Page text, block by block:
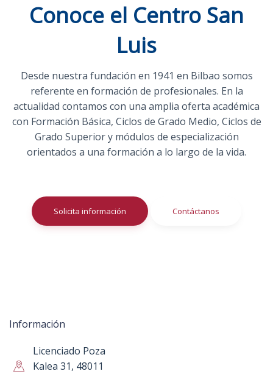
Conoce el Centro San
Luis
Desde nuestra fundación en 1941 en Bilbao somos
referente en formación de profesionales. En la
actualidad contamos con una amplia oferta académica
con Formación Básica, Ciclos de Grado Medio, Ciclos de
Grado Superior y módulos de especialización
orientados a una formación a lo largo de la vida.
Solicita información Contáctanos
Información
Licenciado Poza
Kalea 31, 48011